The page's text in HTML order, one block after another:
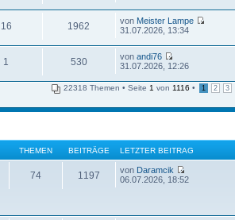
16 1962 von Meister Lampe
31.07.2026, 13:34
1 530 von andi76
31.07.2026, 12:26
22318 Themen • Seite 1 von 1116 • 1 2 3
THEMEN BEITRÄGE LETZTER BEITRAG
74 1197 von Daramcik
06.07.2026, 18:52